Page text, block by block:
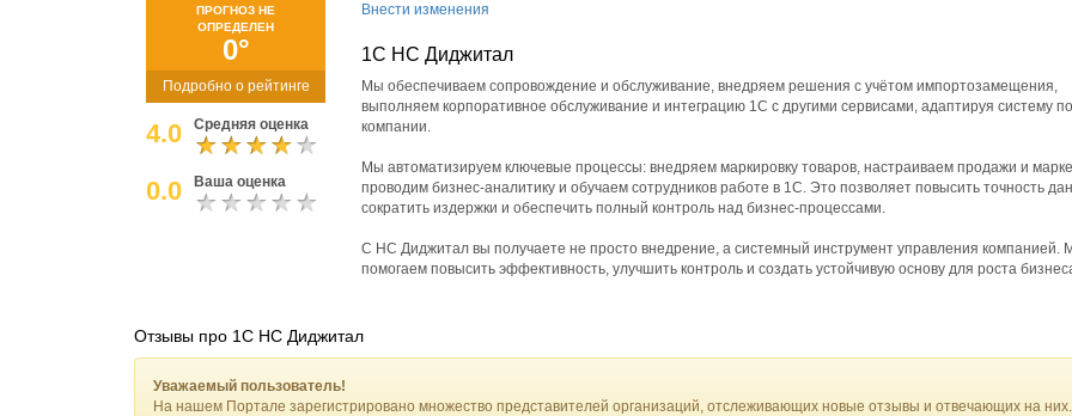
ПРОГНОЗ НЕ
ОПРЕДЕЛЕН
0°
Подробно о рейтинге
4.0 Средняя оценка
0.0 Ваша оценка
Внести изменения
1С НС Диджитал
Мы обеспечиваем сопровождение и обслуживание, внедряем решения с учётом импортозамещения,
выполняем корпоративное обслуживание и интеграцию 1С с другими сервисами, адаптируя систему
компании.
Мы автоматизируем ключевые процессы: внедряем маркировку товаров, настраиваем продажи и
проводим бизнес-аналитику и обучаем сотрудников работе в 1С. Это позволяет повысить точность
сократить издержки и обеспечить полный контроль над бизнес-процессами.
С НС Диджитал вы получаете не просто внедрение, а системный инструмент управления компанией.
помогаем повысить эффективность, улучшить контроль и создать устойчивую основу для роста
Отзывы про 1С НС Диджитал
Уважаемый пользователь!
На нашем Портале зарегистрировано множество представителей организаций, отслеживающих новые отзывы и отвечающих на них.